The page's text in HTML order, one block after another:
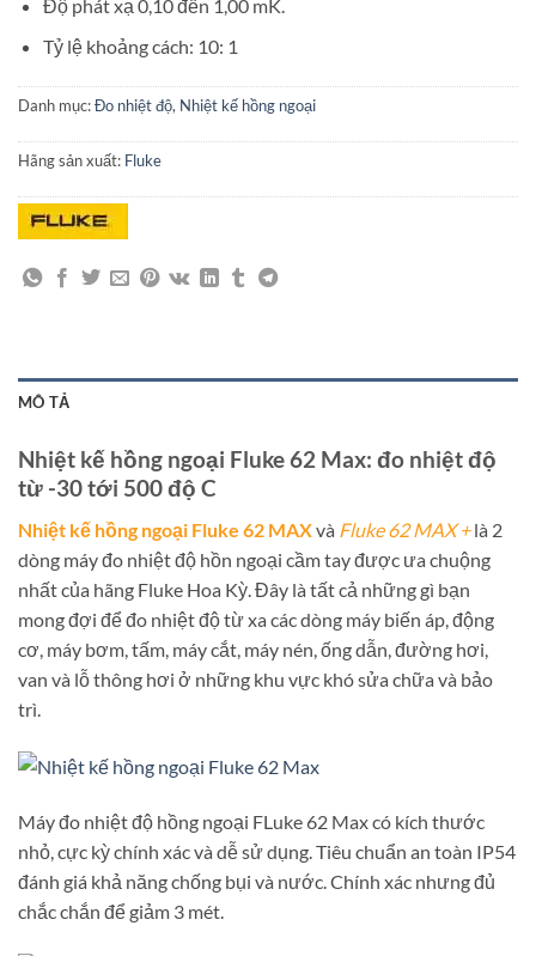
Độ phát xạ 0,10 đến 1,00 mK.
Tỷ lệ khoảng cách: 10: 1
Danh mục:Đo nhiệt độ, Nhiệt kế hồng ngoại
Hãng sản xuất: Fluke
MÔ TẢ
Nhiệt kế hồng ngoại Fluke 62 Max: đo nhiệt độ
từ -30 tới 500 độ C
Nhiệt kế hồng ngoại Fluke 62 MAXvà Fluke 62 MAX +là 2
dòng máy đo nhiệt độ hồn ngoại cầm tay được ưa chuộng
nhất của hãng Fluke Hoa Kỳ. Đây là tất cả những gì bạn
mong đợi để đo nhiệt độ từ xa các dòng máy biến áp, động
cơ, máy bơm, tấm, máy cắt, máy nén, ống dẫn, đường hơi,
van và lỗ thông hơi ở những khu vực khó sửa chữa và bảo
trì.
Máy đo nhiệt độ hồng ngoại FLuke 62 Max có kích thước
nhỏ, cực kỳ chính xác và dễ sử dụng. Tiêu chuẩn an toàn IP54
đánh giá khả năng chống bụi và nước. Chính xác nhưng đủ
chắc chắn để giảm 3 mét.